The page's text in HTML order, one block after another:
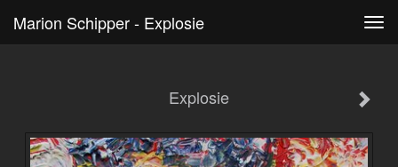
Marion Schipper - Explosie
Explosie